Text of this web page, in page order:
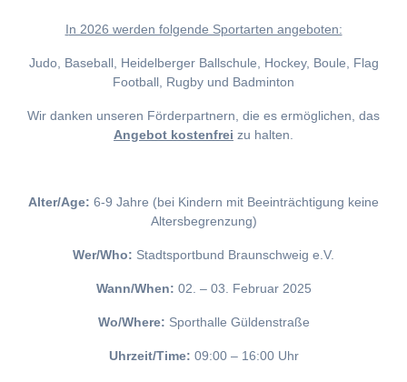
In 2026 werden folgende Sportarten angeboten:
Judo, Baseball, Heidelberger Ballschule, Hockey, Boule, Flag
Football, Rugby und Badminton
Wir danken unseren Förderpartnern, die es ermöglichen, das
Angebot kostenfrei zu halten.
Alter/Age: 6-9 Jahre (bei Kindern mit Beeinträchtigung keine
Altersbegrenzung)
Wer/Who: Stadtsportbund Braunschweig e.V.
Wann/When: 02. – 03. Februar 2025
Wo/Where: Sporthalle Güldenstraße
Uhrzeit/Time: 09:00 – 16:00 Uhr